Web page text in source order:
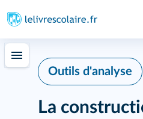
Outils d'analyse
La